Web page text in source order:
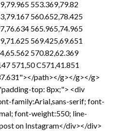
553.369,79.82
560.652,78.425
565.965,74.965
569.425,69.651
570.82,62.369
571,50 C571,41.851
path></g></g></g>
top: 8px;"> <div
family:Arial,sans-serif; font-
font-weight:550; line-
on Instagram</div></div>